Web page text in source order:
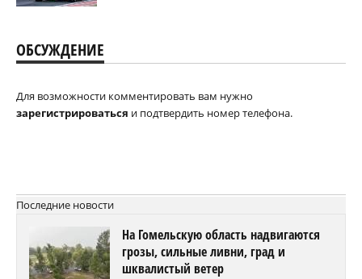
ОБСУЖДЕНИЕ
Для возможности комментировать вам нужно
зарегистрироваться и подтвердить номер телефона.
Последние новости
На Гомельскую область надвигаются
грозы, сильные ливни, град и
шквалистый ветер